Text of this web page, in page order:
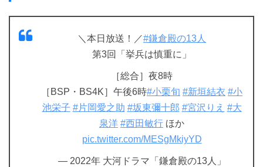
＼本日放送！／#鎌倉殿の13人
第3回「挙兵は慎重に」
［総合］夜8時
［BSP・BS4K］午後6時#小栗旬 #新垣結衣 #小
池栄子 #片岡愛之助 #坂東彌十郎 #宮沢りえ #大
泉洋 #西田敏行 ほか
pic.twitter.com/MESgMkiyYD
— 2022年 大河ドラマ「鎌倉殿の13人」